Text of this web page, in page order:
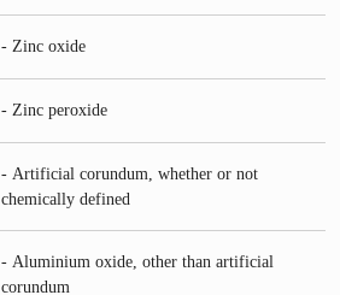
- Zinc oxide
- Zinc peroxide
- Artificial corundum, whether or not
chemically defined
- Aluminium oxide, other than artificial
corundum